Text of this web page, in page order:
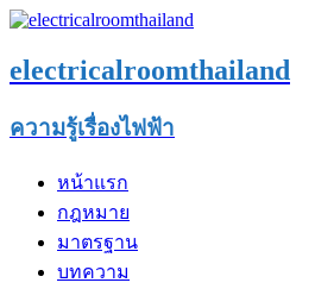
electricalroomthailand
ความรู้เรื่องไฟฟ้า
หน้าแรก
กฎหมาย
มาตรฐาน
บทความ